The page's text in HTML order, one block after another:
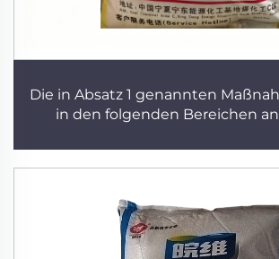
Die in Absatz 1 genannten
in den folgenden Bereichen